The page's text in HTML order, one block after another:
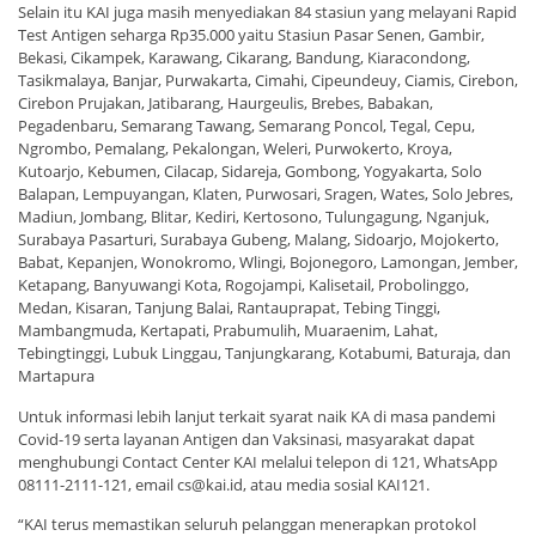
Selain itu KAI juga masih menyediakan 84 stasiun yang melayani Rapid
Test Antigen seharga Rp35.000 yaitu Stasiun Pasar Senen, Gambir,
Bekasi, Cikampek, Karawang, Cikarang, Bandung, Kiaracondong,
Tasikmalaya, Banjar, Purwakarta, Cimahi, Cipeundeuy, Ciamis, Cirebon,
Cirebon Prujakan, Jatibarang, Haurgeulis, Brebes, Babakan,
Pegadenbaru, Semarang Tawang, Semarang Poncol, Tegal, Cepu,
Ngrombo, Pemalang, Pekalongan, Weleri, Purwokerto, Kroya,
Kutoarjo, Kebumen, Cilacap, Sidareja, Gombong, Yogyakarta, Solo
Balapan, Lempuyangan, Klaten, Purwosari, Sragen, Wates, Solo Jebres,
Madiun, Jombang, Blitar, Kediri, Kertosono, Tulungagung, Nganjuk,
Surabaya Pasarturi, Surabaya Gubeng, Malang, Sidoarjo, Mojokerto,
Babat, Kepanjen, Wonokromo, Wlingi, Bojonegoro, Lamongan, Jember,
Ketapang, Banyuwangi Kota, Rogojampi, Kalisetail, Probolinggo,
Medan, Kisaran, Tanjung Balai, Rantauprapat, Tebing Tinggi,
Mambangmuda, Kertapati, Prabumulih, Muaraenim, Lahat,
Tebingtinggi, Lubuk Linggau, Tanjungkarang, Kotabumi, Baturaja, dan
Martapura
Untuk informasi lebih lanjut terkait syarat naik KA di masa pandemi
Covid-19 serta layanan Antigen dan Vaksinasi, masyarakat dapat
menghubungi Contact Center KAI melalui telepon di 121, WhatsApp
08111-2111-121, email cs@kai.id, atau media sosial KAI121.
“KAI terus memastikan seluruh pelanggan menerapkan protokol